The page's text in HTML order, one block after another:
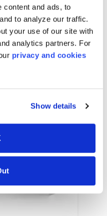
content and ads, to
to analyze our traffic.
your use of our site with
analytics partners. For
privacy and cookies
Show details